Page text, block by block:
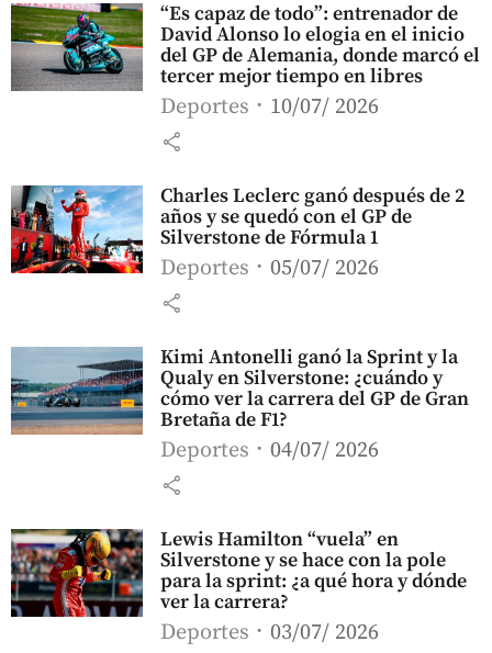
“Es capaz de todo”: entrenador de
David Alonso lo elogia en el inicio
del GP de Alemania, donde marcó el
tercer mejor tiempo en libres
Deportes 10/07/ 2026
share
Charles Leclerc ganó después de 2
años y se quedó con el GP de
Silverstone de Fórmula 1
Deportes 05/07/ 2026
share
Kimi Antonelli ganó la Sprint y la
Qualy en Silverstone: ¿cuándo y
cómo ver la carrera del GP de Gran
Bretaña de F1?
Deportes 04/07/ 2026
share
Lewis Hamilton “vuela” en
Silverstone y se hace con la pole
para la sprint: ¿a qué hora y dónde
ver la carrera?
Deportes 03/07/ 2026